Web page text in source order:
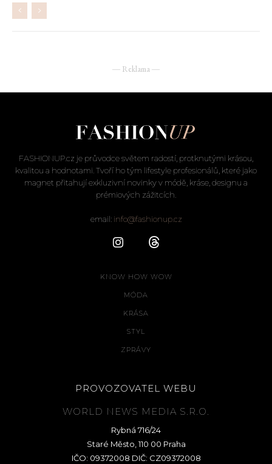
― Reklama ―
FASHIONUP.cz je průvodce světem radostí, protknutými krásou,
kvalitou a hodnotami. Tvoří ho tým lifestyle profesionálů, které jako
magnet přitahují exkluzivní novinky v módě, kráse, designu a
prémiových zážitcích.
email: info@fashionup.cz
KNOW HOW WOW
MÓDA
KRÁSA
STYL
ZPRÁVY
PROVOZOVATEL WEBU
WORLD NEWS MEDIA S.R.O.
Rybná 716/24
Staré Město, 110 00 Praha
IČO: 09372008 DIČ: CZ09372008